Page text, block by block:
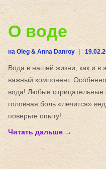
О воде
на Oleg & Anna Danroy
Вода в нашей жизни, как и в
важный компонент.
вода! Любые
головная боль «лечится»
поверьте опыту! …
Читать дальше →